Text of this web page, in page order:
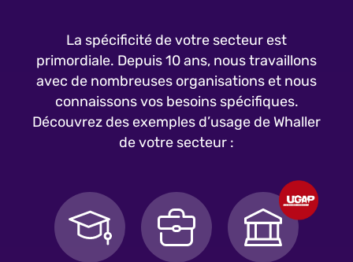
La spécificité de votre secteur est
primordiale. Depuis 10 ans, nous travaillons
avec de nombreuses organisations et nous
connaissons vos besoins spécifiques.
Découvrez des exemples d’usage de Whaller
de votre secteur :